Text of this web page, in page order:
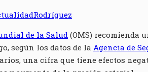
Rodríguez
de la Salud (OMS) recomienda
según los datos de la Agencia de
una cifra que tiene efectos